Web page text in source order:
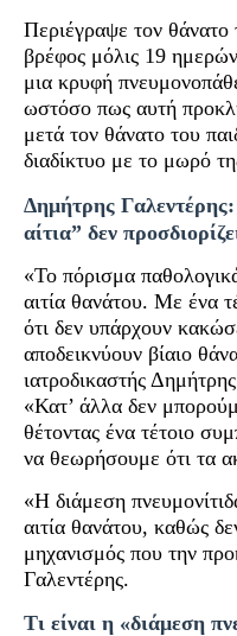
Περιέγραψε τον
βρέφος μόλις 19
μια κρυφή
ωστόσο πως αυτή
μετά τον θάνατο του
διαδίκτυο με το μωρό
Δημήτρης
αίτια” δεν
«Το πόρισμα
αιτία θανάτου. Με ένα
ότι δεν υπάρχουν
αποδεικνύουν βίαιο
ιατροδικαστής
«Κατ’ άλλα δεν
θέτοντας ένα τέτοιο
να θεωρήσουμε ότι τα
«Η διάμεση
αιτία θανάτου, καθώς
μηχανισμός που την
Γαλεντέρης.
Τι είναι η «διάμεση